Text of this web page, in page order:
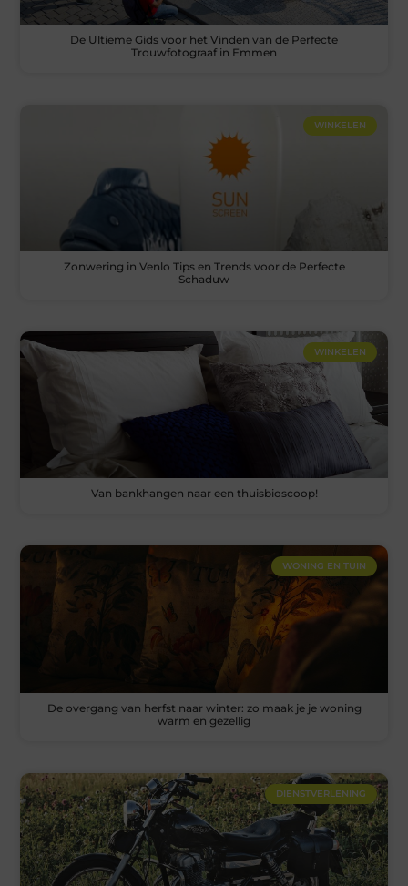
De Ultieme Gids voor het Vinden van de Perfecte
Trouwfotograaf in Emmen
WINKELEN
Zonwering in Venlo Tips en Trends voor de Perfecte
Schaduw
WINKELEN
Van bankhangen naar een thuisbioscoop!
WONING EN TUIN
De overgang van herfst naar winter: zo maak je je woning
warm en gezellig
DIENSTVERLENING